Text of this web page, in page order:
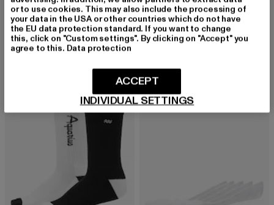
19,99 EUR
Derzeitiger Preis: 19,99 EUR
or to use cookies. This may also include the processing of
your data in the USA or other countries which do not have
the EU data protection standard. If you want to change
this, click on "Custom settings". By clicking on "Accept" you
agree to this. Data protection
INDIVIDUAL SETTINGS
ACCEPT